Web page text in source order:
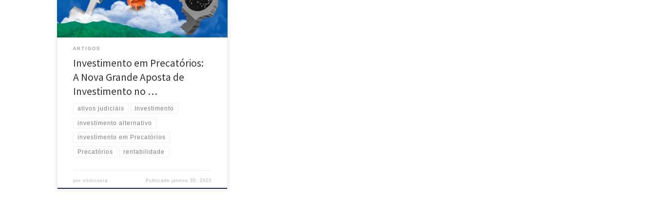
rentabilidade atraente de maneira segura — mesmo
em períodos de alta da inflação. […]
ARTIGOS
Investimento em Precatórios:
A Nova Grande Aposta de
Investimento no …
ativos judiciais Investimento
investimento alternativo
investimento em Precatórios
Precatórios rentabilidade
porvitorcosta Publicado janeiro 30, 2023